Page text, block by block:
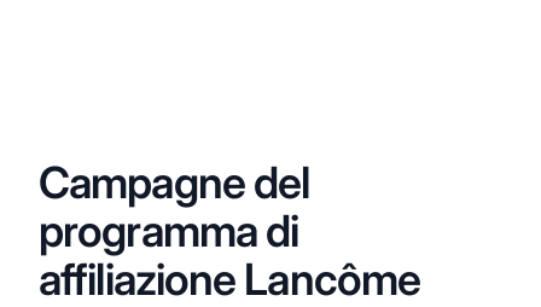
Campagne del
programma di
affiliazione Lancôme